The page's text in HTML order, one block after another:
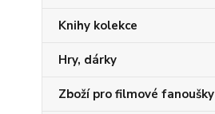
Knihy kolekce
Hry, dárky
Zboží pro filmové fanoušky